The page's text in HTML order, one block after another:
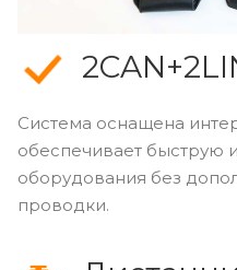
Система оснащена
обеспечивает быструю
оборудования без
проводки.